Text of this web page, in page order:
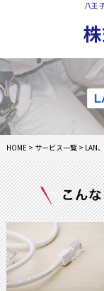
八王
HOME> サービス一覧> LAN